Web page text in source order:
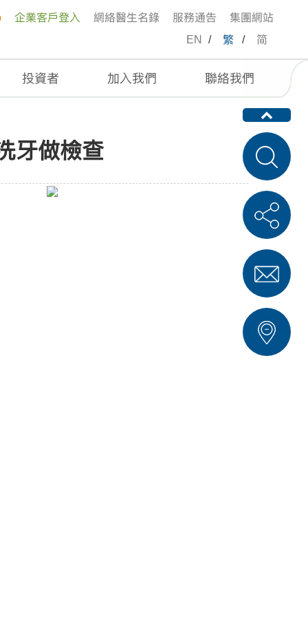
企業客戶登入 網絡醫生名錄 服務通告
集團網站
EN
/ 繁 / 简
投資者 加入我們 聯絡我們
期洗牙做檢查
牙做檢查